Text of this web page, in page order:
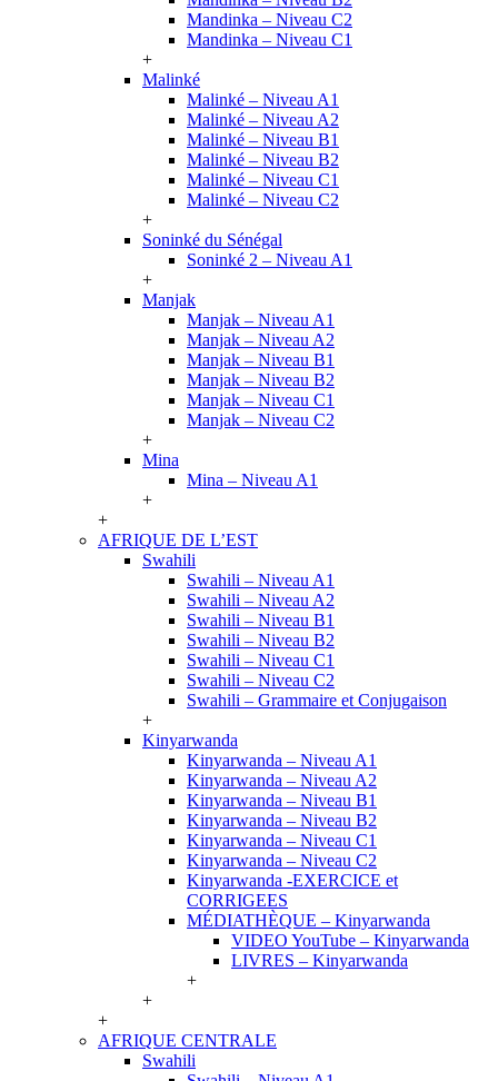
Mandinka – Niveau C2
Mandinka – Niveau C1
+
Malinké
Malinké – Niveau A1
Malinké – Niveau A2
Malinké – Niveau B1
Malinké – Niveau B2
Malinké – Niveau C1
Malinké – Niveau C2
+
Soninké du Sénégal
Soninké 2 – Niveau A1
+
Manjak
Manjak – Niveau A1
Manjak – Niveau A2
Manjak – Niveau B1
Manjak – Niveau B2
Manjak – Niveau C1
Manjak – Niveau C2
+
Mina
Mina – Niveau A1
+
+
AFRIQUE DE L’EST
Swahili
Swahili – Niveau A1
Swahili – Niveau A2
Swahili – Niveau B1
Swahili – Niveau B2
Swahili – Niveau C1
Swahili – Niveau C2
Swahili – Grammaire et Conjugaison
+
Kinyarwanda
Kinyarwanda – Niveau A1
Kinyarwanda – Niveau A2
Kinyarwanda – Niveau B1
Kinyarwanda – Niveau B2
Kinyarwanda – Niveau C1
Kinyarwanda – Niveau C2
Kinyarwanda -EXERCICE et
CORRIGEES
MÉDIATHÈQUE – Kinyarwanda
VIDEO YouTube – Kinyarwanda
LIVRES – Kinyarwanda
+
+
+
AFRIQUE CENTRALE
Swahili